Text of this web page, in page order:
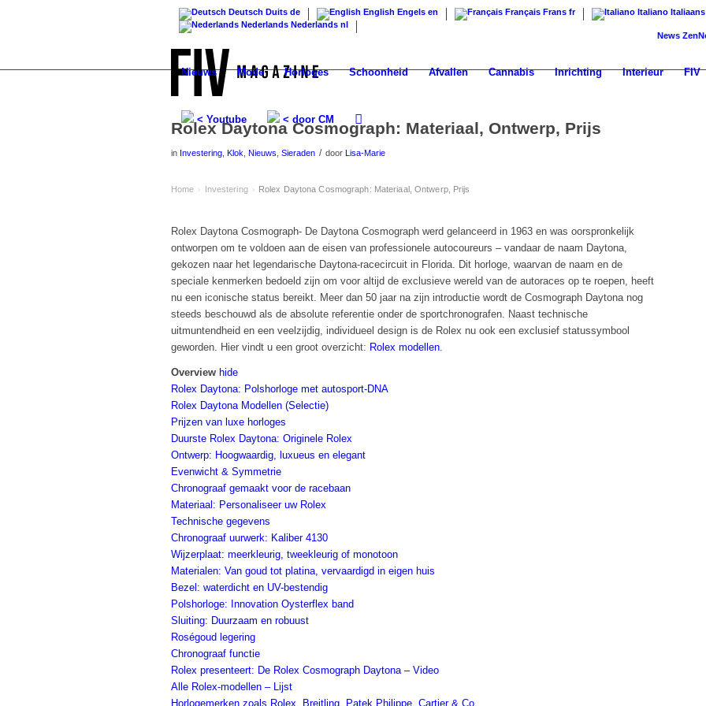
Deutsch Duits de English Engels en Français Frans fr Italiano Italiaans
Nederlands Nederlands nl
Nieuws Mode Horloges Schoonheid Afvallen Cannabis Inrichting Interieur FIV
< Youtube < door CM
Rolex Daytona Cosmograph: Materiaal, Ontwerp, Prijs
in Investering Klok Nieuws Sieraden / door Lisa-Marie
Home › Investering › Rolex Daytona Cosmograph: Materiaal, Ontwerp, Prijs
Rolex Daytona Cosmograph- De Daytona Cosmograph werd gelanceerd in 1963 en was oorspronkelijk
ontworpen om te voldoen aan de eisen van professionele autocoureurs – vandaar de naam Daytona,
gekozen naar het legendarische Daytona-racecircuit in Florida. Dit horloge, waarvan de naam en de
speciale kenmerken bedoeld zijn om voor altijd de exclusieve wereld van de autoraces op te roepen, heeft
nu een iconische status bereikt. Meer dan 50 jaar na zijn introductie wordt de Cosmograph Daytona nog
steeds beschouwd als de absolute referentie onder de sportchronografen. Naast technische
uitmuntendheid en een veelzijdig, individueel design is de Rolex nu ook een exclusief statussymbool
geworden. Hier vindt u een groot overzicht: Rolex modellen.
Overview hide
Rolex Daytona: Polshorloge met autosport-DNA
Rolex Daytona Modellen (Selectie)
Prijzen van luxe horloges
Duurste Rolex Daytona: Originele Rolex
Ontwerp: Hoogwaardig, luxueus en elegant
Evenwicht & Symmetrie
Chronograaf gemaakt voor de racebaan
Materiaal: Personaliseer uw Rolex
Technische gegevens
Chronograaf uurwerk: Kaliber 4130
Wijzerplaat: meerkleurig, tweekleurig of monotoon
Materialen: Van goud tot platina, vervaardigd in eigen huis
Bezel: waterdicht en UV-bestendig
Polshorloge: Innovation Oysterflex band
Sluiting: Duurzaam en robuust
Roségoud legering
Chronograaf functie
Rolex presenteert: De Rolex Cosmograph Daytona – Video
Alle Rolex-modellen – Lijst
Horlogemerken zoals Rolex, Breitling, Patek Philippe, Cartier & Co.